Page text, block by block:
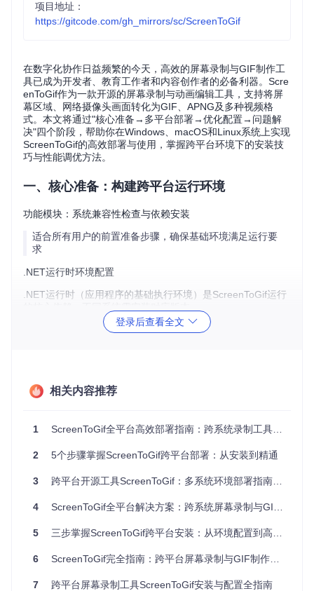
项目地址：
https://gitcode.com/gh_mirrors/sc/ScreenToGif
在数字化协作日益频繁的今天，高效的屏幕录制与GIF制作工
具已成为开发者、教育工作者和内容创作者的必备利器。Scre
enToGif作为一款开源的屏幕录制与动画编辑工具，支持将屏
幕区域、网络摄像头画面转化为GIF、APNG及多种视频格
式。本文将通过"核心准备→多平台部署→优化配置→问题解
决"四个阶段，帮助你在Windows、macOS和Linux系统上实现
ScreenToGif的高效部署与使用，掌握跨平台环境下的安装技
巧与性能调优方法。
一、核心准备：构建跨平台运行环境
功能模块：系统兼容性检查与依赖安装
适合所有用户的前置准备步骤，确保基础环境满足运行要
求
.NET运行时环境配置
.NET运行时（应用程序的基础执行环境）是ScreenToGif运行
：安装.NET Desktop Runtime 6.0或更高版本
macOS系统：brew install dotnet@9
版本）
# Ubuntu/Debian
sudo
dotnet --version
显示版本号即表示安装成
登录后查看全文
相关内容推荐
1 ScreenToGif全平台高效部署指南：跨系统录制工具的环境配置与实战方案
2 5个步骤掌握ScreenToGif跨平台部署：从安装到精通
3 跨平台开源工具ScreenToGif：多系统环境部署指南与效率提升方案
4 ScreenToGif全平台解决方案：跨系统屏幕录制与GIF制作实战指南
5 三步掌握ScreenToGif跨平台安装：从环境配置到高效使用
6 ScreenToGif完全指南：跨平台屏幕录制与GIF制作的零门槛实现方案
7 跨平台屏幕录制工具ScreenToGif安装与配置全指南